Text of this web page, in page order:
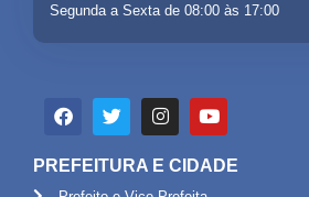
Segunda a Sexta de 08:00 às 17:00
PREFEITURA E CIDADE